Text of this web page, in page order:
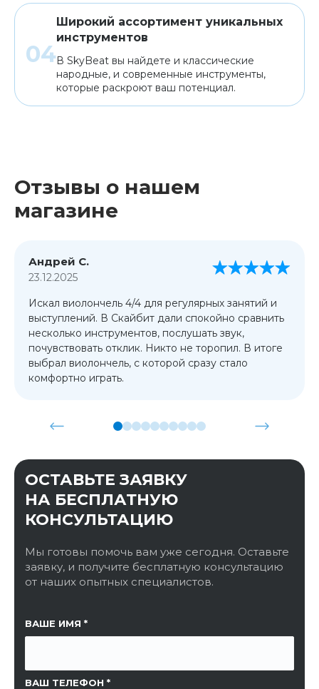
Широкий ассортимент уникальных
инструментов
В SkyBeat вы найдете и классические
народные, и современные инструменты,
которые раскроют ваш потенциал.
Отзывы о нашем
магазине
Андрей С.
23.12.2025
Искал виолончель 4/4 для регулярных занятий и
выступлений. В Скайбит дали спокойно сравнить
несколько инструментов, послушать звук,
почувствовать отклик. Никто не торопил. В итоге
выбрал виолончель, с которой сразу стало
комфортно играть.
ОСТАВЬТЕ ЗАЯВКУ
НА БЕСПЛАТНУЮ
КОНСУЛЬТАЦИЮ
Мы готовы помочь вам уже сегодня. Оставьте
заявку, и получите бесплатную консультацию
от наших опытных специалистов.
ВАШЕ ИМЯ
ВАШ ТЕЛЕФОН
ССЫЛКА НА СТРАНИЦУ